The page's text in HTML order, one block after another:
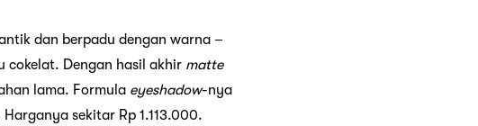
dan berpadu dengan warna –
cokelat. Dengan hasil akhir matte
lama. Formula eyeshadow-nya
sekitar Rp 1.113.000.